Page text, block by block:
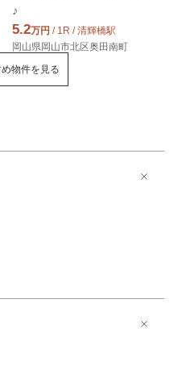
♪
5.2万円 / 1R / 清輝橋駅
岡山県岡山市北区奥田南町
物件を見る